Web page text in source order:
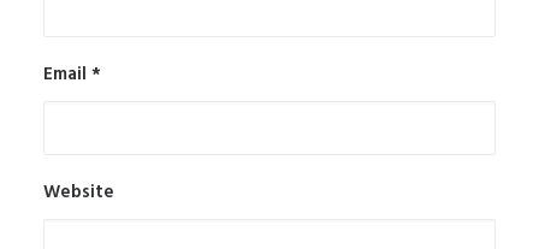
Email *
Website